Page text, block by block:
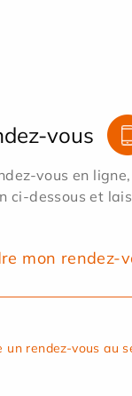
vous
vous en
ci-dessous et
mon rendez-
un rendez-vous au